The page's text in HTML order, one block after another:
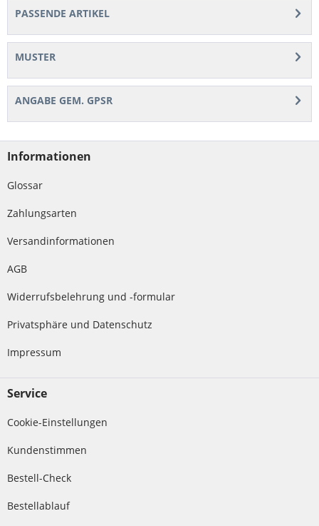
PASSENDE ARTIKEL
MUSTER
ANGABE GEM. GPSR
Informationen
Glossar
Zahlungsarten
Versandinformationen
AGB
Widerrufsbelehrung und -formular
Privatsphäre und Datenschutz
Impressum
Service
Cookie-Einstellungen
Kundenstimmen
Bestell-Check
Bestellablauf